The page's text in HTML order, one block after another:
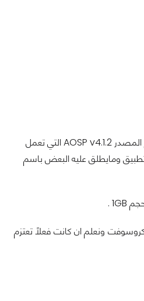
حيث جاء في عده تقارير عن نيه شركة مايكروسوفت بطرح هاتف جديد قد يكون باسم Nokia X2 يعمل بنظام اندرويد مفتوح المصدر AOSP v4.1.2 التي تعمل
ومايطلق عليه البعض باسم
ونعلم ان كانت فعلاً تعتزم